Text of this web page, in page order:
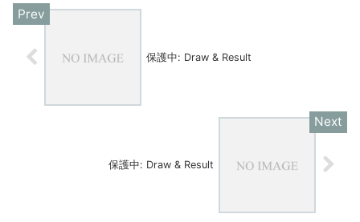
保護中: Draw & Result
保護中: Draw & Result